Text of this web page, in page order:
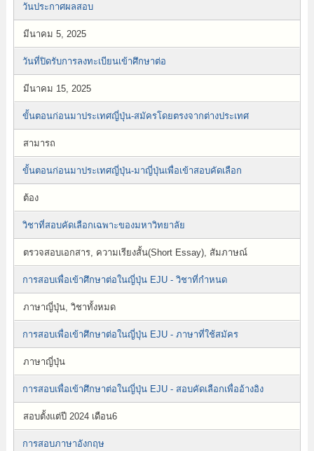
วันประกาศผลสอบ
มีนาคม 5, 2025
วันที่ปิดรับการลงทะเบียนเข้าศึกษาต่อ
มีนาคม 15, 2025
ขั้นตอนก่อนมาประเทศญี่ปุ่น-สมัครโดยตรงจากต่างประเทศ
สามารถ
ขั้นตอนก่อนมาประเทศญี่ปุ่น-มาญี่ปุ่นเพื่อเข้าสอบคัดเลือก
ต้อง
วิชาที่สอบคัดเลือกเฉพาะของมหาวิทยาลัย
ตรวจสอบเอกสาร, ความเรียงสั้น(Short Essay), สัมภาษณ์
การสอบเพื่อเข้าศึกษาต่อในญี่ปุ่น EJU - วิชาที่กำหนด
ภาษาญี่ปุ่น, วิชาทั้งหมด
การสอบเพื่อเข้าศึกษาต่อในญี่ปุ่น EJU - ภาษาที่ใช้สมัคร
ภาษาญี่ปุ่น
การสอบเพื่อเข้าศึกษาต่อในญี่ปุ่น EJU - สอบคัดเลือกเพื่ออ้างอิง
สอบตั้งแต่ปี 2024 เดือน6
การสอบภาษาอังกฤษ